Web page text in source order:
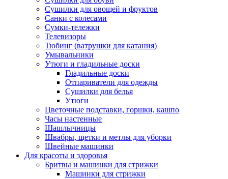
Сушилки для овощей и фруктов
Санки с колесами
Сумки-тележки
Телевизоры
Тюбинг (ватрушки для катания)
Умывальники
Утюги и гладильные доски
Гладильные доски
Отпариватели для одежды
Сушилки для белья
Утюги
Цветочные подставки, горшки, кашпо
Часы настенные
Шашлычницы
Швабры, щетки и метлы для уборки
Швейные машинки
Для красоты и здоровья
Бритвы и машинки для стрижки
Машинки для стрижки